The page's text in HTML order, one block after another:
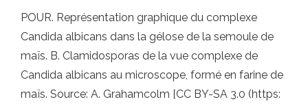
POUR. Représentation graphique du complexe
Candida albicans dans la gélose de la semoule de
maïs. B. Clamidosporas de la vue complexe de
Candida albicans au microscope, formé en farine de
maïs. Source: A. Grahamcolm [CC BY-SA 3.0 (https: